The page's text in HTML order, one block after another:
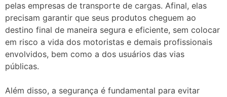
pelas empresas de transporte de cargas. Afinal, elas
precisam garantir que seus produtos cheguem ao
destino final de maneira segura e eficiente, sem colocar
em risco a vida dos motoristas e demais profissionais
envolvidos, bem como a dos usuários das vias
públicas.
Além disso, a segurança é fundamental para evitar